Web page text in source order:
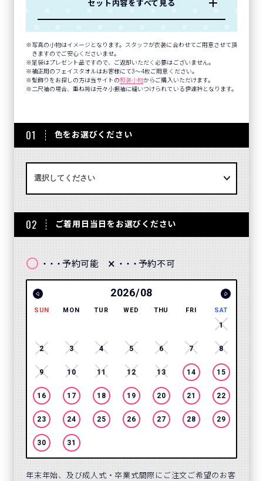
セット内容をすべて見る
写真の小物はイメージとなります。スタッフが衣装に合わせてご用意させて頂
きますのでご安心くださいませ。
足袋はプレゼント品ですので、ご返却いただく必要はございません。
補正用のフェイスタオルはお客様にて3～4枚ご用意ください。
髪飾りをお探しの方は当サイトの和装小物からご購入いただけます。
二尺袖の場合、重ね袴は元々小振袖に縫いつけられている伊達衿となります。
01 色をお選びください
02 ご着用日当日をお選びください
〇 ・・・ 予約可能 × ・・・ 予約不可
2026/08
SUN MON TUR WED THU FRI SAT
1
2 3 4 5 6 7 8
9 10 11 12 13 14 15
16 17 18 19 20 21 22
23 24 25 26 27 28 29
30 31
SUN
13
20
27
年末年始、及び成人式・卒業式間際にご注文ご希望のお客